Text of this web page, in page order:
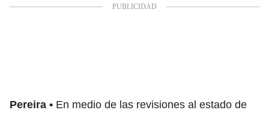
Pereira
En medio de las revisiones al estado de